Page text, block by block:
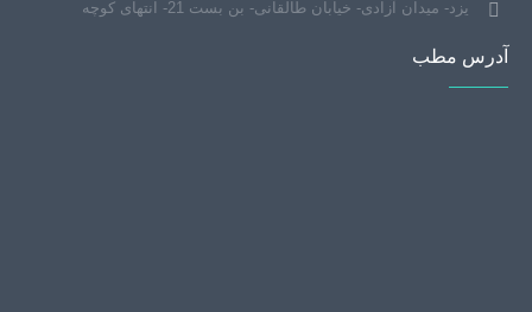
یزد- میدان آزادی- خیابان طالقانی- بن بست 21- انتهای کوچه
آدرس مطب